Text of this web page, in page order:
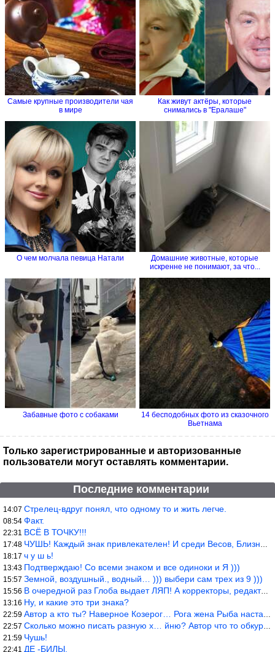
Самые крупные производители чая
в мире
Как живут актёры, которые
снимались в "Ералаше"
О чем молчала певица Натали
Домашние животные, которые
искренне не понимают, за что...
Забавные фото с собаками
14 бесподобных фото из сказочного
Вьетнама
Только зарегистрированные и авторизованные
пользователи могут оставлять комментарии.
Последние комментарии
14:07 Стрелец-вдруг понял, что одному то и жить легче.
08:54 Факт.
22:31 ВСЁ В ТОЧКУ!!!
17:48 ЧУШЬ! Каждый знак привлекателен! И среди Весов, Близнецов встреч
18:17 ч у ш ь!
13:43 Подтверждаю! Со всеми знаком и все одиноки и Я )))
15:57 Земной, воздушный., водный… ))) выбери сам трех из 9 )))
15:56 В очередной раз Глоба выдает ЛЯП! А корректоры, редакторы пропус
13:16 Ну, и какие это три знака?
22:59 Автор а кто ты? Наверное Козерог… Рога жена Рыба наставила ))
22:57 Сколько можно писать разную х… йню? Автор что то обкурился?
21:59 Чушь!
22:41 ДЕ -БИЛЫ.